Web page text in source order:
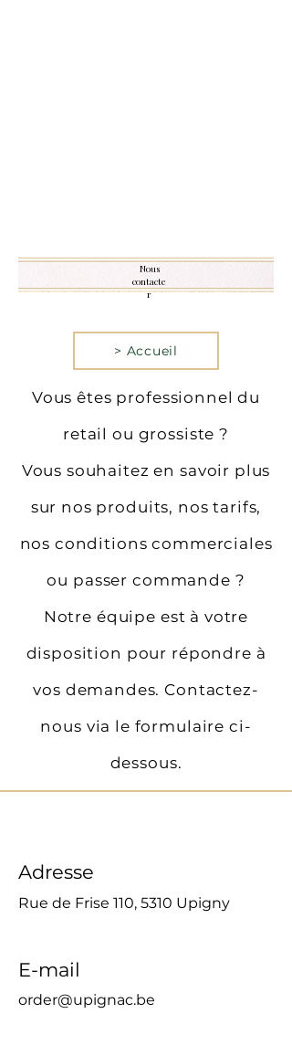
Nous
contacte
r
> Accueil
Vous êtes professionnel du
retail ou grossiste ?
Vous souhaitez en savoir plus
sur nos produits, nos tarifs,
nos conditions commerciales
ou passer commande ?
Notre équipe est à votre
disposition pour répondre à
vos demandes. Contactez-
nous via le formulaire ci-
dessous.
Adresse
Rue de Frise 110, 5310 Upigny
E-mail
order@upignac.be